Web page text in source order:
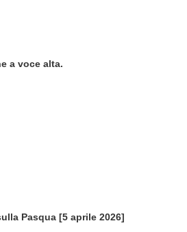
a voce alta.
Pasqua [5 aprile 2026]